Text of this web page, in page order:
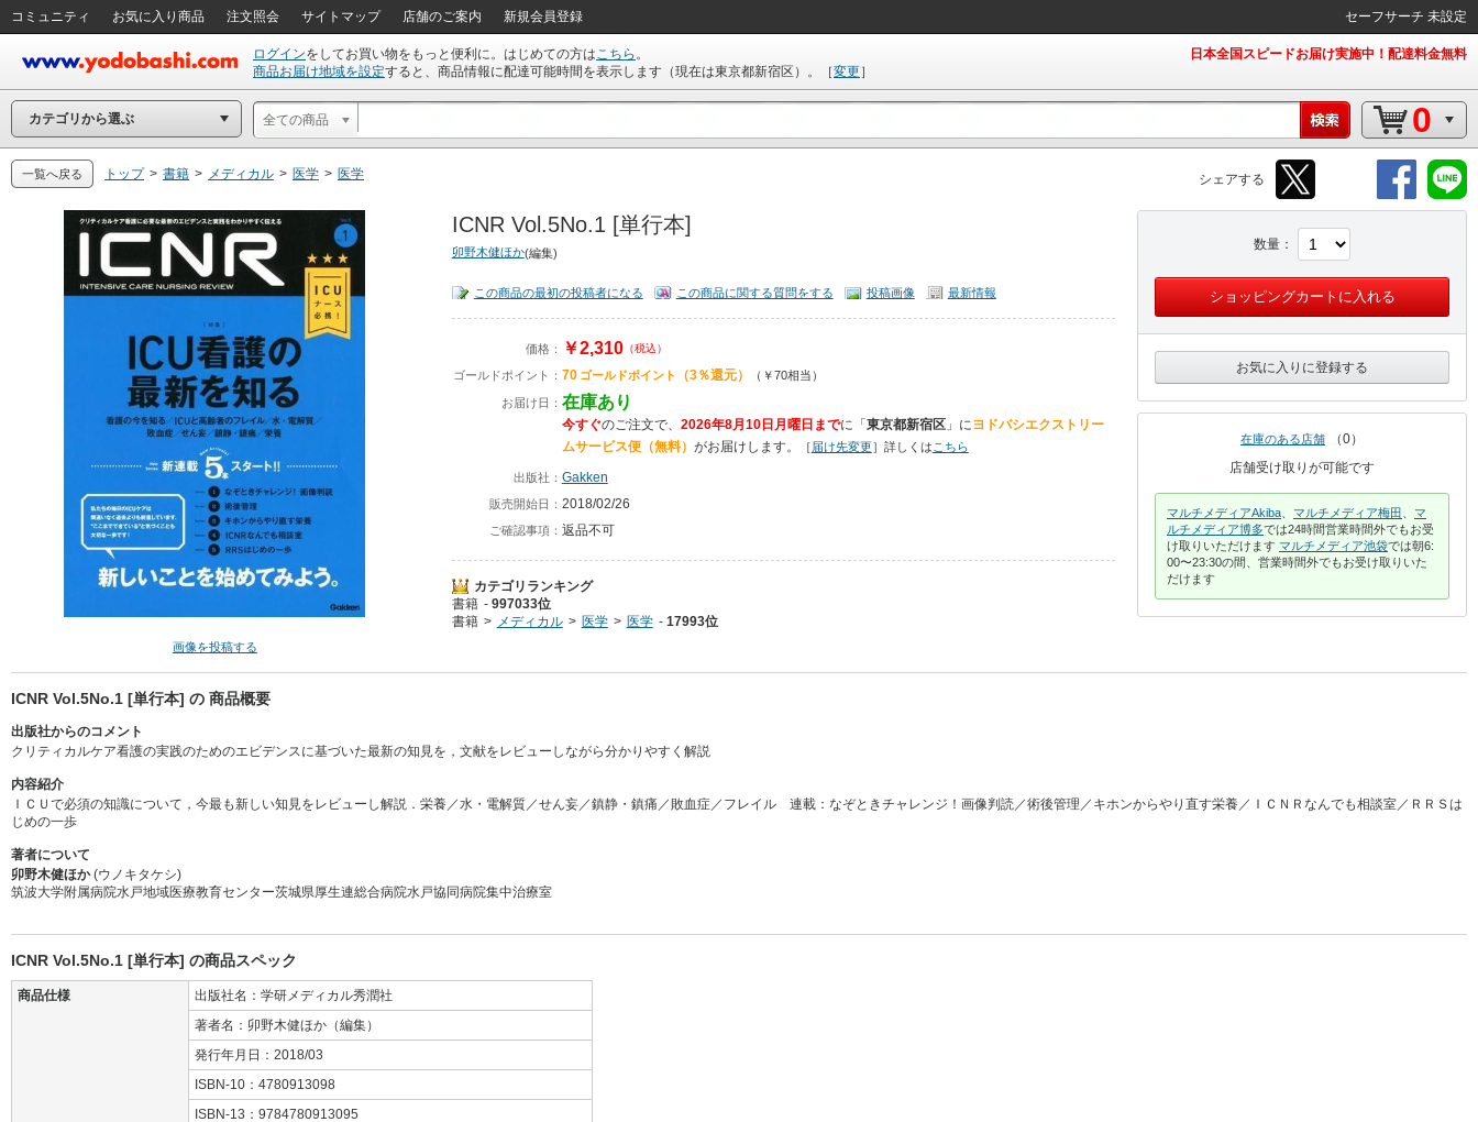
コミュニティ お気に入り商品 注文照会 サイトマップ 店舗のご案内 新規会員登録 セーフサーチ 未設定
ログインをしてお買い物をもっと便利に。はじめての方はこちら 。
商品お届け地域を設定すると、商品情報に配達可能時間を表示します（現在は東京都新宿区 ）。 ［変更］
日本全国スピードお届け実施中！配達料金無料
カテゴリから選ぶ 全ての商品 0
シェアする
一覧へ戻る トップ > 書籍 > メディカル > 医学 > 医学
画像を投稿する
ICNR Vol.5No.1 [単行本]
卯野木健ほか(編集)
この商品の最初の投稿者になる この商品に関する質問をする 投稿画像 最新情報
価格： ￥2,310（税込）
ゴールドポイント： 70 ゴールドポイント （3％還元） （￥70相当）
お届け日： 在庫あり
今すぐのご注文で、 2026年8月10日月曜日までに 「東京都新宿区」にヨドバシエクストリー
ムサービス便（無料） がお届けします。 ［届け先変更］詳しくは こちら
出版社： Gakken
販売開始日： 2018/02/26
ご確認事項： 返品不可
カテゴリランキング
書籍
997033位
書籍
メディカル 医学 医学 17993位
数量
ショッピングカートに入れる
お気に入りに登録する
在庫のある店舗
0
店舗受け取りが可能です
マルチメディアAkiba マルチメディア梅田
マ
ルチメディア博多では24時間営業時間外でもお受
け取りいただけます マルチメディア池袋では朝6:
00〜23:30の間、営業時間外でもお受け取りいた
だけます
ICNR Vol.5No.1 [単行本] の 商品概要
出版社からのコメント
クリティカルケア看護の実践のためのエビデンスに基づいた最新の知見を，文献をレビューしながら分かりやすく解説
内容紹介
ＩＣＵで必須の知識について，今最も新しい知見をレビューし解説．栄養／水・電解質／せん妄／鎮静・鎮痛／敗血症／フレイル 連載：なぞときチャレンジ！画像判読／術後管理／キホンからやり直す栄養／ＩＣＮＲなんでも相談室／ＲＲＳは
じめの一歩
著者について
卯野木健ほか(ウノキタケシ)
筑波大学附属病院水戸地域医療教育センター茨城県厚生連総合病院水戸協同病院集中治療室
ICNR Vol.5No.1 [単行本] の商品スペック
商品仕様
出版社名：学研メディカル秀潤社
著者名：卯野木健ほか（編集）
発行年月日：2018/03
ISBN-10：4780913098
ISBN-13：9784780913095